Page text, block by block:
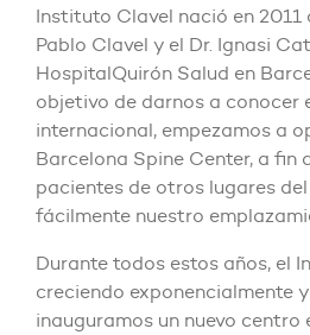
Instituto Clavel nació en 2011
Pablo Clavel y el Dr. Ignasi
HospitalQuirón Salud en
objetivo de darnos a conocer
internacional, empezamos a
Barcelona Spine Center, a fin
pacientes de otros lugares
fácilmente nuestro
Durante todos estos años, el
creciendo exponencialmente
inauguramos un nuevo centro